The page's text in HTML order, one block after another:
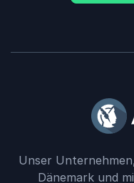
Unser
Dänemark und